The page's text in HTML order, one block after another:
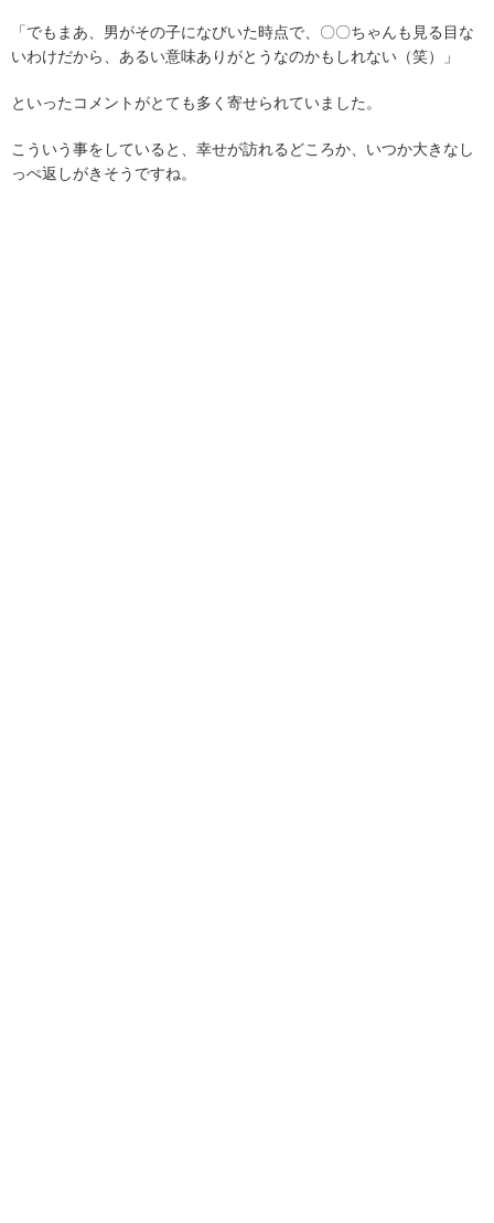
「でもまあ、男がその子になびいた時点で、〇〇ちゃんも見る目な
いわけだから、あるい意味ありがとうなのかもしれない（笑）」
といったコメントがとても多く寄せられていました。
こういう事をしていると、幸せが訪れるどころか、いつか大きなし
っぺ返しがきそうですね。